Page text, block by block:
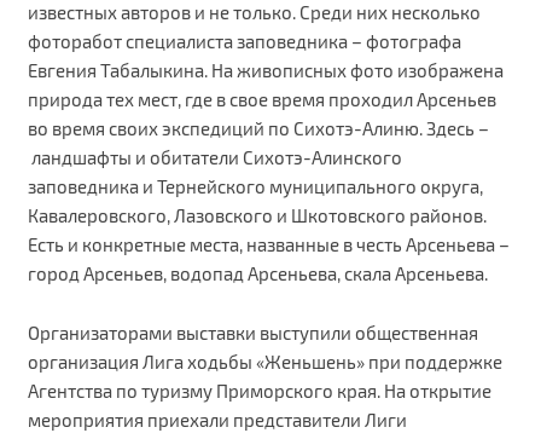
известных авторов и не только. Среди них несколько
фоторабот специалиста заповедника – фотографа
Евгения Табалыкина. На живописных фото изображена
природа тех мест, где в свое время проходил Арсеньев
во время своих экспедиций по Сихотэ-Алиню. Здесь –
ландшафты и обитатели Сихотэ-Алинского
заповедника и Тернейского муниципального округа,
Кавалеровского, Лазовского и Шкотовского районов.
Есть и конкретные места, названные в честь Арсеньева –
город Арсеньев, водопад Арсеньева, скала Арсеньева.
Организаторами выставки выступили общественная
организация Лига ходьбы «Женьшень» при поддержке
Агентства по туризму Приморского края. На открытие
мероприятия приехали представители Лиги